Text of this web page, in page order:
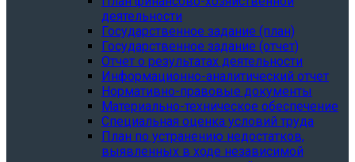
деятельности
Государственное задание (план)
Государственное задание (отчет)
Отчет о результатах деятельности
Информационно-аналитический отчет
Нормативно-правовые документы
Материально-техническое обеспечение
Специальная оценка условий труда
План по устранению недостатков,
выявленных в ходе независимой